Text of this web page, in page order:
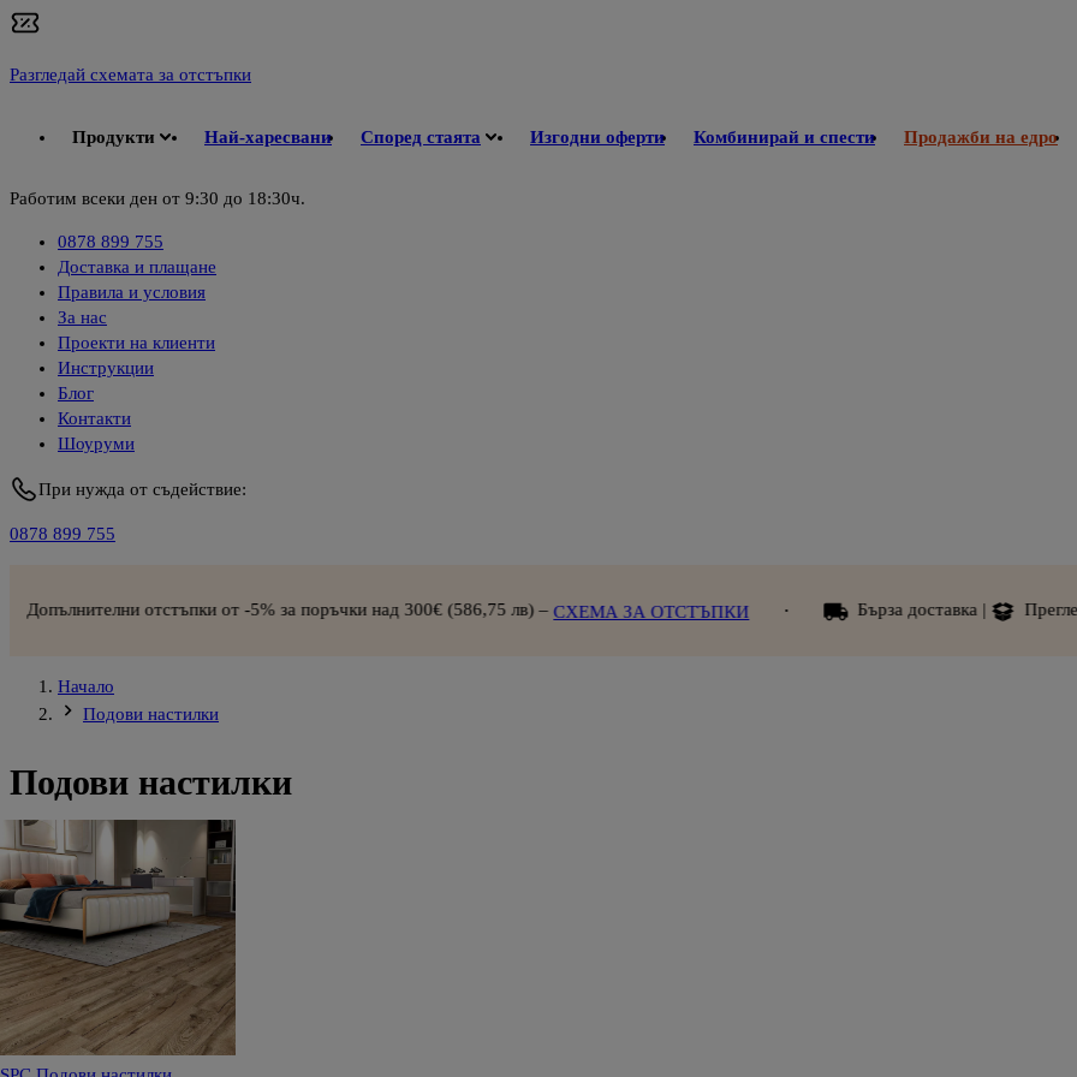
Разгледай схемата за отстъпки
Продукти Най-харесвани Според стаята Изгодни оферти Комбинирай и спести Продажби на едро
Работим всеки ден от 9:30 до 18:30ч.
0878 899 755
Доставка и плащане
Правила и условия
За нас
Проекти на клиенти
Инструкции
Блог
Контакти
Шоуруми
При нужда от съдействие:
0878 899 755
отстъпки от -5% за поръчки над 300€ (586,75 лв) –СХЕМА ЗА ОТСТЪПКИ Бърза доставка | Преглед при
Начало
Подови настилки
Подови настилки